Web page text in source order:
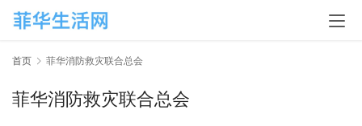
首页 菲华消防救灾联合总会
菲华消防救灾联合总会